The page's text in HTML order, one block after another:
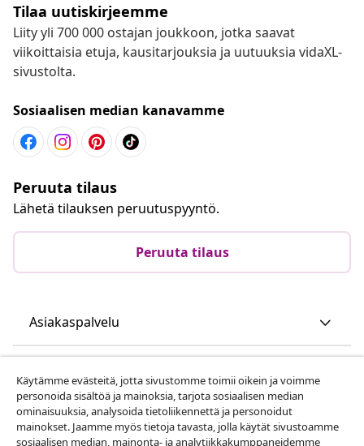
Tilaa uutiskirjeemme
Liity yli 700 000 ostajan joukkoon, jotka saavat
viikoittaisia etuja, kausitarjouksia ja uutuuksia vidaXL-
sivustolta.
Sosiaalisen median kanavamme
Peruuta tilaus
Lähetä tilauksen peruutuspyyntö.
Peruuta tilaus
Asiakaspalvelu
vidaXL
Käytämme evästeitä, jotta sivustomme toimii oikein ja voimme
personoida sisältöä ja mainoksia, tarjota sosiaalisen median
ominaisuuksia, analysoida tietoliikennettä ja personoidut
mainokset. Jaamme myös tietoja tavasta, jolla käytät sivustoamme
sosiaalisen median, mainonta- ja analytiikkakumppaneidemme